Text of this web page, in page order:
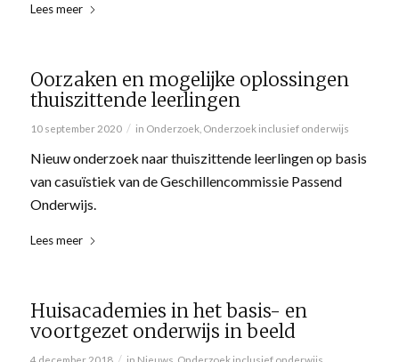
Lees meer
Oorzaken en mogelijke oplossingen
thuiszittende leerlingen
10 september 2020 / in Onderzoek, Onderzoek inclusief onderwijs
Nieuw onderzoek naar thuiszittende leerlingen op basis
van casuïstiek van de Geschillencommissie Passend
Onderwijs.
Lees meer
Huisacademies in het basis- en
voortgezet onderwijs in beeld
4 december 2018 / in Nieuws Onderzoek inclusief onderwijs